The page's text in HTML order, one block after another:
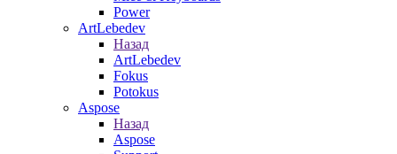
Power
ArtLebedev
Назад
ArtLebedev
Fokus
Potokus
Aspose
Назад
Aspose